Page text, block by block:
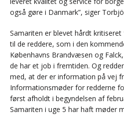
også gøre i Danmark”, siger
Samariten er blevet hårdt
til de reddere, som i den
Københavns Brandvæsen og
de har et job i fremtiden. Og
med, at der er information på vej
Informationsmøder for redderne
først afholdt i begyndelsen af
Samariten i uge 5 har haft møder